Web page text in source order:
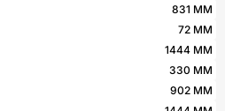
831 ММ
72 ММ
1444 ММ
330 ММ
902 ММ